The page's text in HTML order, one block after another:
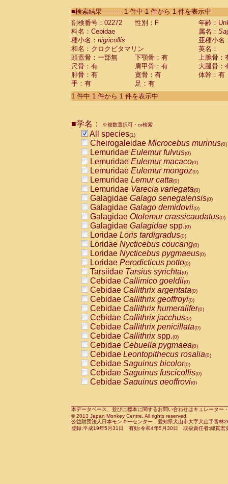
CebidaeSaguinus labiatus(0)
Cebidae Saguinus leucopus (0)
Cebidae
CebidaeSaguinus mystax
CebidaeSaguinus nigricollis (1)
Cebidae Saguinus oedipus
Cebidae Saguinus weddelli
Cebidae Saguinusspp.
Cebidae Aotus trivirgatus
Cebidae Cebus albifrons
CebidaeCebus nigrivittatus
CebidaeCebus
CebidaeSaimiri boliviensis(0)
CebidaeSaimiri sciureus(0)
AtelidaeAlouatta caraya(0)
AtelidaeAlouatta fusca(0)
AtelidaeAlouatta seniculus
AtelidaeAlouattaspp.(0)
AtelidaeAteles belzebuth(0)
AtelidaeAteles geoffroyi(0)
AtelidaeAteles paniscus(0)
AtelidaeAtelesspp.(0)
Atelidae Lagothrix lagothricha
AtelidaeLagothrix lagothricha cana
PitheciidaeCacajao calvus
PitheciidaeCallicebus cupreus
PitheciidaeCallicebus donacophilus
PitheciidaeCallicebus moloch
PitheciidaeCallicebus torquatus
PitheciidaeCallicebusspp.(0)
PitheciidaeChiropotes satanas(0)
PitheciidaePithecia monachus
PitheciidaePithecia pithecia(0)
CercopithecidaeCercocebus agilis
CercopithecidaeCercocebus
CercopithecidaeCercocebus
CercopithecidaeCercocebus
CercopithecidaeCercocebus
CercopithecidaeCercocebushybrid
CercopithecidaePapio anubis(0)
CercopithecidaePapio cynocephalus
CercopithecidaePapio hamadryas(0)
■検索結果-----------1 件中 1 件から 1 件を表示中
剖検番号：02272
性別：F
年齢：
科名：Cebidae
属名：
種小名： nigricollis
亜種小名
和名：クロクビタマリン
英名：
頭蓋骨：一部無
下顎骨：有
上腕骨：
尺骨：有
肩甲骨：有
大腿骨：
腓骨：有
寛骨：有
体幹：有
手：有
足：有
1 件中 1 件から 1 件を表示中
■学名： ※複数選択可・or検索
All species(1)
Cheirogaleidae Microcebus murinus(0)
Lemuridae Eulemur fulvus(0)
Lemuridae Eulemur macaco(0)
Lemuridae Eulemur mongoz(0)
Lemuridae Lemur catta(0)
Lemuridae Varecia variegata(0)
Galagidae Galago senegalensis(0)
Galagidae Galago demidovii(0)
Galagidae Otolemur crassicaudatus(0)
Galagidae Galagidae spp.(0)
Loridae Loris tardigradus(0)
Loridae Nycticebus coucang(0)
Loridae Nycticebus pygmaeus(0)
Loridae Perodicticus potto(0)
Tarsiidae Tarsius syrichta(0)
Cebidae Callimico goeldii(0)
Cebidae Callithrix argentata(0)
Cebidae Callithrix geoffroyi(0)
Cebidae Callithrix humeralifer(0)
Cebidae Callithrix jacchus(0)
Cebidae Callithrix penicillata(0)
Cebidae Callithrixspp.(0)
Cebidae Cebuella pygmaea(0)
Cebidae Leontopithecus rosalia(0)
Cebidae Saguinus bicolor(0)
Cebidae Saguinus fuscicollis(0)
Cebidae Saguinus geoffroyi(0)
CebidaeSaguinus leucopus(0)
CebidaeSaguinus midas(0)
Cebidae Saguinus mystax(0)
本データベース、並びに標本に関するお問い合わせはキュレータ
© 2013 Japan Monkey Centre. All rights reserved.
公益財団法人日本モンキーセンター 愛知県犬山市大字犬山字官
登録:平成19年5月31日 有効:令和4年5月30日 取扱責任者:綿貫宏